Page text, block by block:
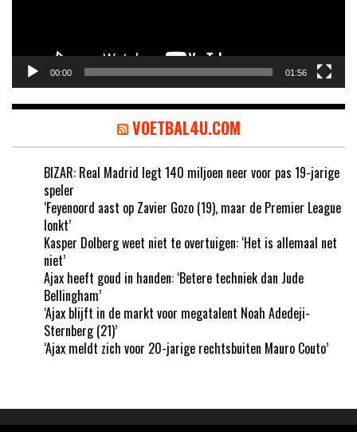
00:00 01:56
VOETBAL4U.COM
BIZAR: Real Madrid legt 140 miljoen neer voor pas 19-jarige
speler
‘Feyenoord aast op Zavier Gozo (19), maar de Premier League
lonkt’
Kasper Dolberg weet niet te overtuigen: ‘Het is allemaal net
niet’
Ajax heeft goud in handen: ‘Betere techniek dan Jude
Bellingham’
‘Ajax blijft in de markt voor megatalent Noah Adedeji-
Sternberg (21)’
‘Ajax meldt zich voor 20-jarige rechtsbuiten Mauro Couto’